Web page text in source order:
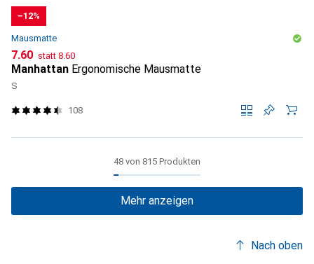
−12%
Mausmatte
CHF
7.60 statt CHF
8.60
Manhattan Ergonomische Mausmatte
S
108
48 von 815 Produkten
Mehr anzeigen
Nach oben